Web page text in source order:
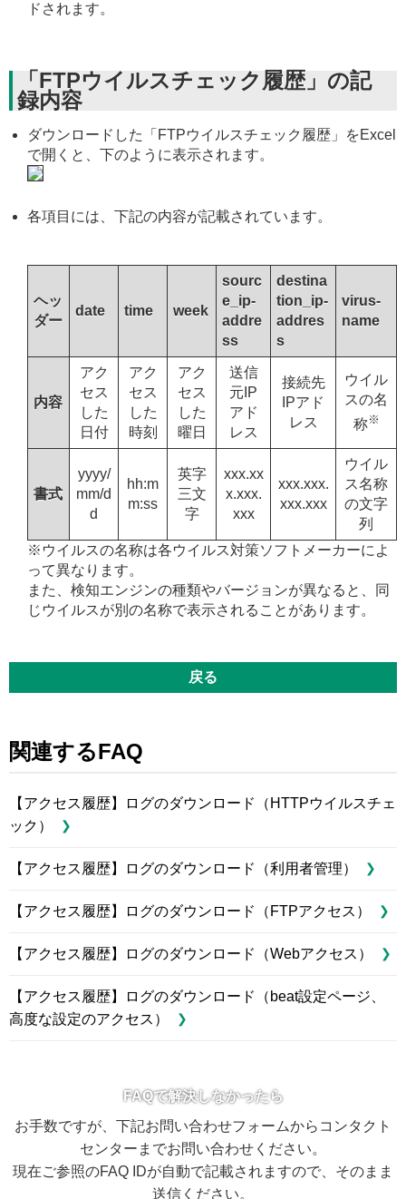
ドされます。
「FTPウイルスチェック履歴」の記
録内容
ダウンロードした「FTPウイルスチェック履歴」をExcel
で開くと、下のように表示されます。
各項目には、下記の内容が記載されています。
ヘッ
ダー
date time week
sourc
e_ip-
addre
ss
destina
tion_ip-
addres
s
virus-
name
内容
アク
セス
した
日付
アク
セス
した
時刻
アク
セス
した
曜日
送信
元IP
アド
レス
接続先
IPアド
レス
ウイル
スの名
称※
書式
yyyy/
mm/d
d
hh:m
m:ss
英字
三文
字
xxx.xx
x.xxx.
xxx
xxx.xxx.
xxx.xxx
ウイル
ス名称
の文字
列
※ウイルスの名称は各ウイルス対策ソフトメーカーによ
って異なります。
また、検知エンジンの種類やバージョンが異なると、同
じウイルスが別の名称で表示されることがあります。
戻る
関連するFAQ
【アクセス履歴】ログのダウンロード（HTTPウイルスチェ
ック）
【アクセス履歴】ログのダウンロード（利用者管理）
【アクセス履歴】ログのダウンロード（FTPアクセス）
【アクセス履歴】ログのダウンロード（Webアクセス）
【アクセス履歴】ログのダウンロード（beat設定ページ、
高度な設定のアクセス）
FAQで解決しなかったら
お手数ですが、下記お問い合わせフォームからコンタクト
センターまでお問い合わせください。
現在ご参照のFAQ IDが自動で記載されますので、そのまま
送信ください。